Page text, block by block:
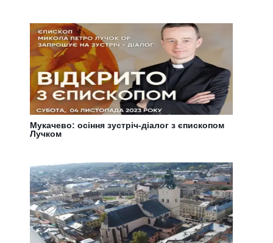
Мукачево: осіння зустріч-діалог з єпископом
Лучком